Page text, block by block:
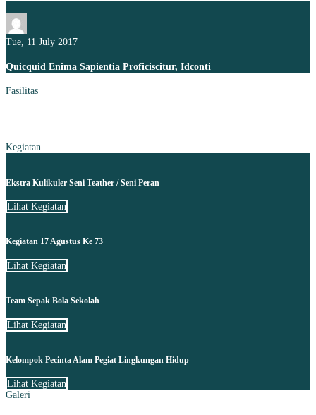
Tue, 11 July 2017
Quicquid Enima Sapientia Proficiscitur, Idconti
Fasilitas
Kegiatan
Ekstra Kulikuler Seni Teather / Seni Peran
Lihat Kegiatan
Kegiatan 17 Agustus Ke 73
Lihat Kegiatan
Team Sepak Bola Sekolah
Lihat Kegiatan
Kelompok Pecinta Alam Pegiat Lingkungan Hidup
Lihat Kegiatan
Galeri